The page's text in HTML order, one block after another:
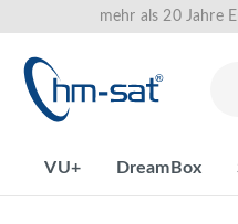
Zur
mehr als 20 Jahre
VU+ DreamBox